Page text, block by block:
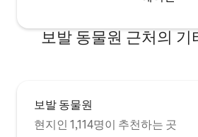
보발 동물원 근처의 기
보발 동물원
현지인 1,114명이 추천하는 곳